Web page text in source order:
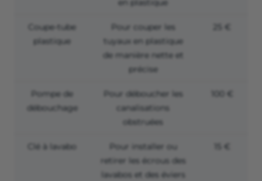
en plastique
Coupe-tube
plastique
Pour couper les
tuyaux en plastique
de manière nette et
précise
25 €
Pompe de
débouchage
Pour déboucher les
canalisations
obstruées
100 €
Clé à lavabo
Pour installer ou
retirer les écrous des
lavabos et des éviers
15 €